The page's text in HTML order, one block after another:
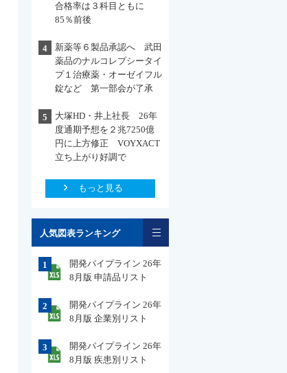
合格率は３科目ともに
85％前後
4
新薬等６製品承認へ 武田
薬品のナルコレプシータイ
プ１治療薬・オーゼイフル
錠など 第一部会が了承
5
大塚HD・井上社長 26年
度通期予想を２兆7250億
円に上方修正 VOYXACT
立ち上がり好調で
もっと見る
人気図表ランキング
1
開発パイプライン 26年
8月版 申請品リスト
2
開発パイプライン 26年
8月版 企業別リスト
3
開発パイプライン 26年
8月版 疾患別リスト